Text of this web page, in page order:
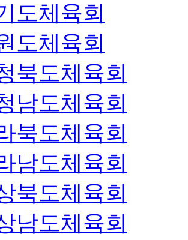
도체육회
도체육회
북도체육회
남도체육회
북도체육회
남도체육회
북도체육회
남도체육회